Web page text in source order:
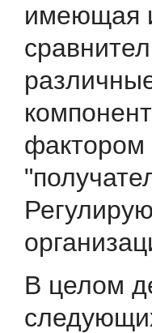
имеющая
фактором
В целом